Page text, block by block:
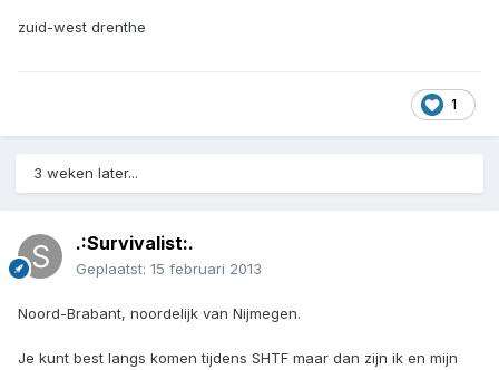
zuid-west drenthe
1
3 weken later...
.:Survivalist:.
Geplaatst: 15 februari 2013
Noord-Brabant, noordelijk van Nijmegen.
Je kunt best langs komen tijdens SHTF maar dan zijn ik en mijn